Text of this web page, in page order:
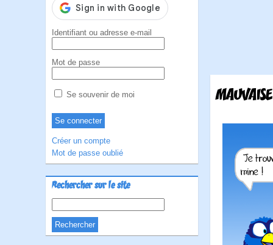
Identifiant ou adresse e-mail
Mot de passe
Se souvenir de moi
Créer un compte
Mot de passe oublié
Rechercher sur le site